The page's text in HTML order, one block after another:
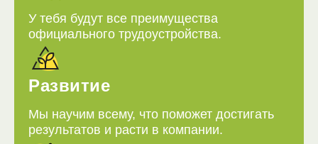
У тебя будут все преимущества
официального трудоустройства.
Развитие
Мы научим всему, что поможет достигать
результатов и расти в компании.